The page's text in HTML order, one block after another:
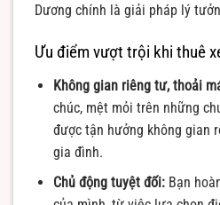
Dương chính là giải pháp lý
Ưu điểm vượt trội khi thuê
Không gian riêng tư, thoải
chúc, mệt mỏi trên những
được tận hưởng không gian
gia đình.
Chủ động tuyệt đối:Bạn